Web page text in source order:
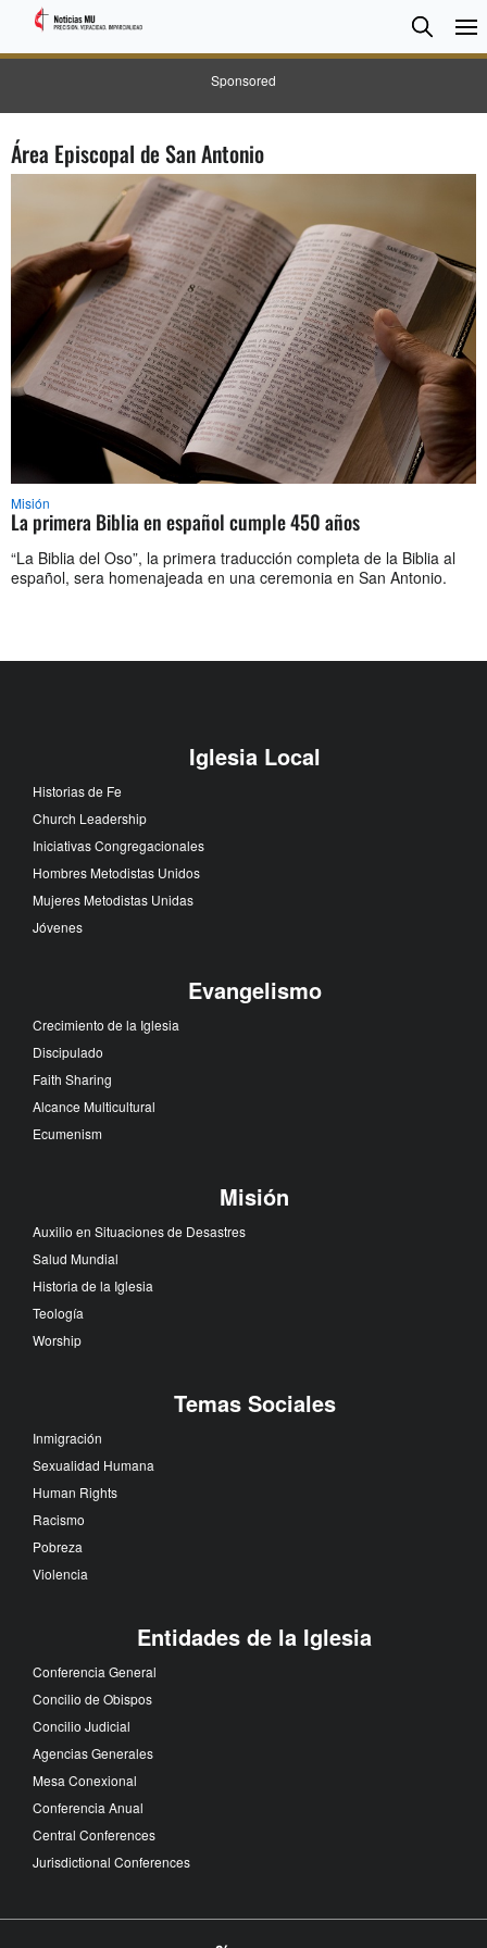
Sponsored
Search
Área Episcopal de San Antonio
Misión
La primera Biblia en español cumple 450 años
“La Biblia del Oso”, la primera traducción completa de la Biblia al
español, sera homenajeada en una ceremonia en San Antonio.
Iglesia Local
Historias de Fe
Church Leadership
Iniciativas Congregacionales
Hombres Metodistas Unidos
Mujeres Metodistas Unidas
Jóvenes
Evangelismo
Crecimiento de la Iglesia
Discipulado
Faith Sharing
Alcance Multicultural
Ecumenism
Misión
Auxilio en Situaciones de Desastres
Salud Mundial
Historia de la Iglesia
Teología
Worship
Temas Sociales
Inmigración
Sexualidad Humana
Human Rights
Racismo
Pobreza
Violencia
Entidades de la Iglesia
Conferencia General
Concilio de Obispos
Concilio Judicial
Agencias Generales
Mesa Conexional
Conferencia Anual
Central Conferences
Jurisdictional Conferences